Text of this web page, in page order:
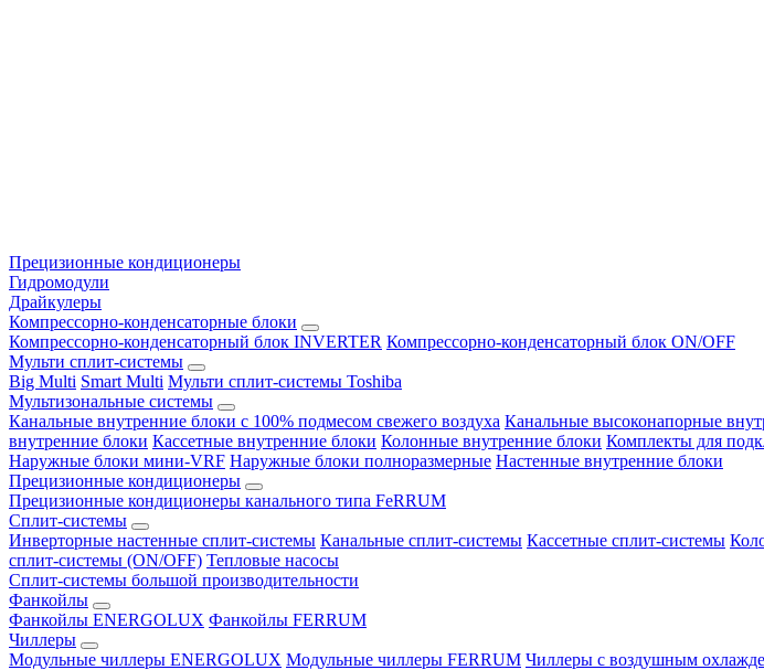
Прецизионные кондиционеры
Гидромодули
Драйкулеры
Компрессорно-конденсаторные блоки
Компрессорно-конденсаторный блок INVERTER Компрессорно-конденсаторный блок ON/OFF
Мульти сплит-системы
Big Multi Smart Multi Мульти сплит-системы Toshiba
Мультизональные системы
Канальные внутренние блоки с 100% подмесом свежего воздуха Канальные высоконапорные
внутренние блоки Кассетные внутренние блоки Колонные внутренние блоки Комплекты для
Наружные блоки мини-VRF Наружные блоки полноразмерные Настенные внутренние блоки
Прецизионные кондиционеры
Прецизионные кондиционеры канального типа FeRRUM
Сплит-системы
Инверторные настенные сплит-системы Канальные сплит-системы Кассетные сплит-системы
сплит-системы (ON/OFF) Тепловые насосы
Сплит-системы большой производительности
Фанкойлы
Фанкойлы ENERGOLUX Фанкойлы FERRUM
Чиллеры
Модульные чиллеры ENERGOLUX Модульные чиллеры FERRUM Чиллеры с воздушным